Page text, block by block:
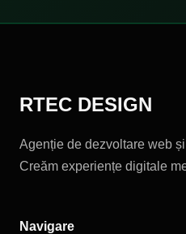
RTEC DESIGN
Agenție de dezvoltare web
Creăm experiențe digitale
Navigare